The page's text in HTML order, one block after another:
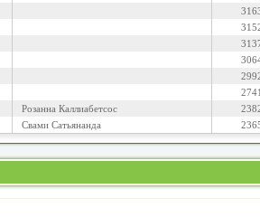
2741
Розанна Каллиабетсос
Свами Сатьянанда